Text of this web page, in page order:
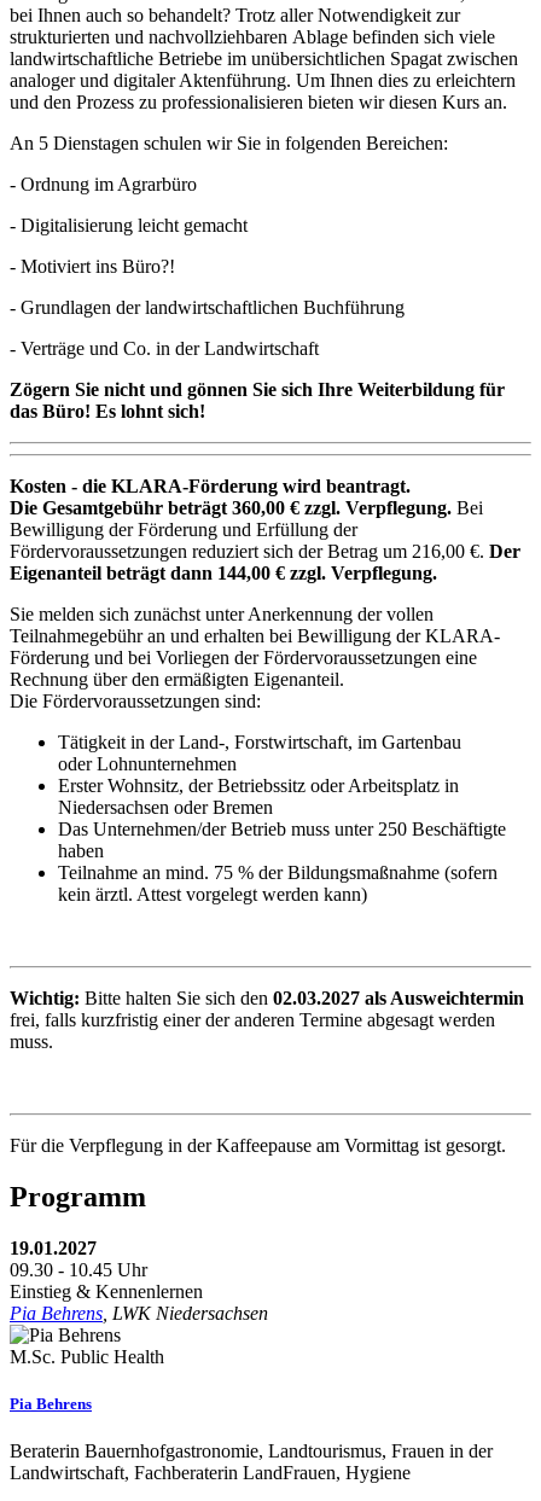
bei Ihnen auch so behandelt? Trotz aller Notwendigkeit zur
strukturierten und nachvollziehbaren Ablage befinden sich viele
landwirtschaftliche Betriebe im unübersichtlichen Spagat zwischen
analoger und digitaler Aktenführung. Um Ihnen dies zu erleichtern
und den Prozess zu professionalisieren bieten wir diesen Kurs an.
An 5 Dienstagen schulen wir Sie in folgenden Bereichen:
- Ordnung im Agrarbüro
- Digitalisierung leicht gemacht
- Motiviert ins Büro?!
- Grundlagen der landwirtschaftlichen Buchführung
- Verträge und Co. in der Landwirtschaft
Zögern Sie nicht und gönnen Sie sich Ihre Weiterbildung für
das Büro! Es lohnt sich!
Kosten - die KLARA-Förderung wird beantragt.
Die Gesamtgebühr beträgt 360,00 € zzgl. Verpflegung. Bei
Bewilligung der Förderung und Erfüllung der
Fördervoraussetzungen reduziert sich der Betrag um 216,00 €. Der
Eigenanteil beträgt dann 144,00 € zzgl. Verpflegung.
Sie melden sich zunächst unter Anerkennung der vollen
Teilnahmegebühr an und erhalten bei Bewilligung der KLARA-
Förderung und bei Vorliegen der Fördervoraussetzungen eine
Rechnung über den ermäßigten Eigenanteil.
Die Fördervoraussetzungen sind:
Tätigkeit in der Land-, Forstwirtschaft, im Gartenbau
oder Lohnunternehmen
Erster Wohnsitz, der Betriebssitz oder Arbeitsplatz in
Niedersachsen oder Bremen
Das Unternehmen/der Betrieb muss unter 250 Beschäftigte
haben
Teilnahme an mind. 75 % der Bildungsmaßnahme (sofern
kein ärztl. Attest vorgelegt werden kann)
Wichtig: Bitte halten Sie sich den 02.03.2027 als Ausweichtermin
frei, falls kurzfristig einer der anderen Termine abgesagt werden
muss.
Für die Verpflegung in der Kaffeepause am Vormittag ist gesorgt.
Programm
19.01.2027
09.30 - 10.45 Uhr
Einstieg & Kennenlernen
Pia Behrens , LWK Niedersachsen
M.Sc. Public Health
Pia Behrens
Beraterin Bauernhofgastronomie, Landtourismus, Frauen in der
Landwirtschaft, Fachberaterin LandFrauen, Hygiene